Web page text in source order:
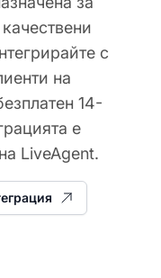
с
на
14-
е
LiveAgent.